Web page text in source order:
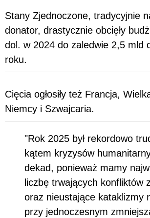
Stany Zjednoczone, tradycyjnie
donator, drastycznie obcięły
dol. w 2024 do zaledwie 2,5 mld
roku.
Cięcia ogłosiły też Francja,
Niemcy i Szwajcaria.
"Rok 2025 był rekordowo
kątem kryzysów
dekad, ponieważ mamy
liczbę trwających konfliktów
oraz nieustające kataklizmy
przy jednoczesnym